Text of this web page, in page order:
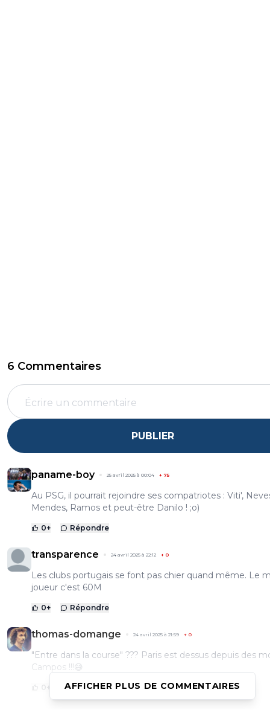
6 Commentaires
PUBLIER
paname-boy 25 avril 2025 à 00:04 + 75
Au PSG, il pourrait rejoindre ses compatriotes : Viti',
Mendes, Ramos et peut-être Danilo ! ;o)
0+ Répondre
transparence 24 avril 2025 à 22:12 + 0
Les clubs portugais se font pas chier quand même. Le
joueur c'est 60M
0+ Répondre
thomas-domange 24 avril 2025 à 21:59 + 0
"Entre dans la course" ??? Paris est dessus depuis des
Campos !!!😅
0 + Répondre
AFFICHER PLUS DE COMMENTAIRES